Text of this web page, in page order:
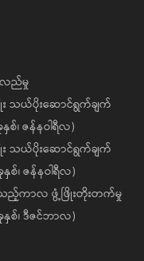
လည်မှု
သယ်ပိုးဆောင်ရွက်ချက်
စ်၊ ဇန်နဝါရီလ)
သယ်ပိုးဆောင်ရွက်ချက်
စ်၊ ဇန်နဝါရီလ)
သည့်ကာလ ဖွံ့ဖြိုးတိုးတက်မှု
နှစ်၊ ဒီဇင်ဘာလ)